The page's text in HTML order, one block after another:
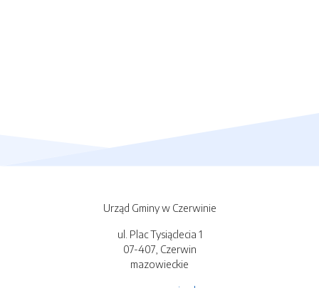
Urząd Gminy w Czerwinie
ul. Plac Tysiąclecia 1
07-407, Czerwin
mazowieckie